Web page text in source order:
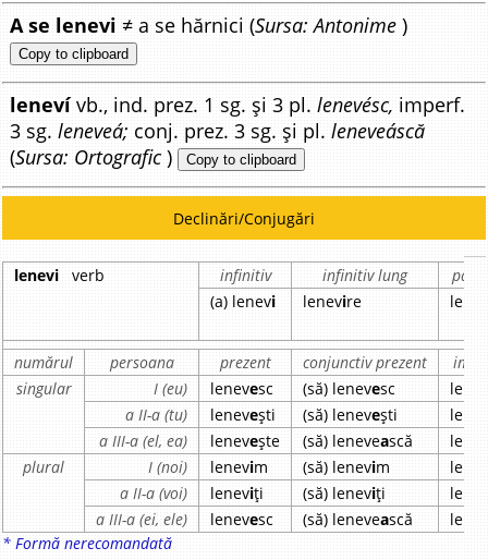
A se lenevi ≠ a se hărnici (Sursa: Antonime )
Copy to clipboard
lenevívb., ind. prez. 1 sg. și 3 pl.lenevésc, imperf.
3 sg.leneveá; conj. prez. 3 sg. și pl.leneveáscă
(Sursa: Ortografic ) Copy to clipboard
Declinări/Conjugări
lenevi verb infinitiv infinitiv lung
(a) lenevi lenevire
numărul persoana prezent conjunctiv prezent
singular
I (eu) lenevesc (să) lenevesc
a II-a (tu)
lenevești (să) lenevești
a III-a (el, ea)
lenevește (să) lenevească
plural
I (noi) lenevim (să) lenevim
a II-a (voi)
leneviți (să) leneviți
a III-a (ei, ele)
lenevesc (să) lenevească
* Formă nerecomandată